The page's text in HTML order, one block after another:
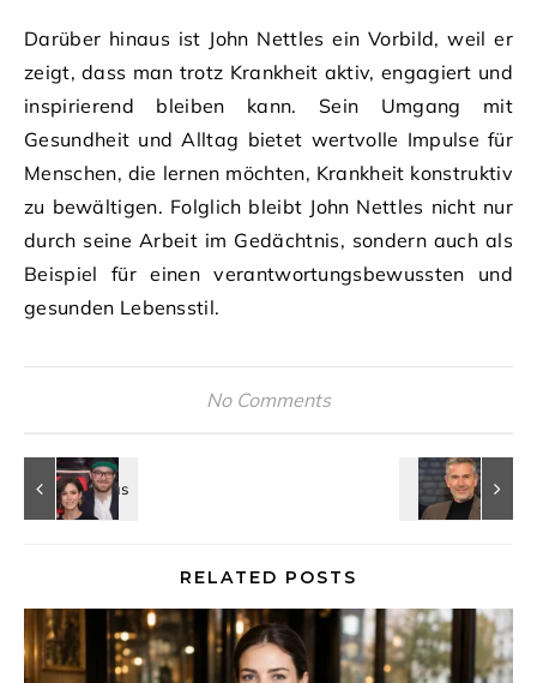
Darüber hinaus ist John Nettles ein Vorbild, weil er
zeigt, dass man trotz Krankheit aktiv, engagiert und
inspirierend bleiben kann. Sein Umgang mit
Gesundheit und Alltag bietet wertvolle Impulse für
Menschen, die lernen möchten, Krankheit konstruktiv
zu bewältigen. Folglich bleibt John Nettles nicht nur
durch seine Arbeit im Gedächtnis, sondern auch als
Beispiel für einen verantwortungsbewussten und
gesunden Lebensstil.
No Comments
RELATED POSTS